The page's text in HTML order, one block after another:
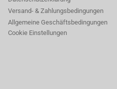
Versand- & Zahlungsbedingungen
Allgemeine Geschäftsbedingungen
Cookie Einstellungen